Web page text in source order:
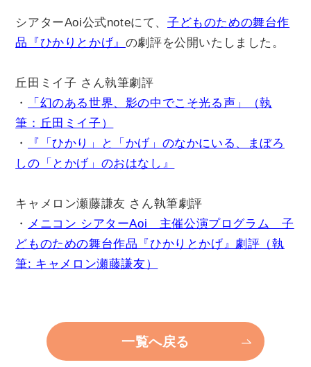
チケット
貸館情報
よくあるご質問
サポートが必要な方へ
サイトポリシー
個人情報保護方針
シアターAoi公式noteにて、子どものための舞台作
品『ひかりとかげ』 の劇評を公開いたしました。
丘田ミイ子 さん執筆劇評
・
「幻のある世界、影の中でこそ光る声」（執
筆：丘田ミイ子）
・
『「ひかり」と「かげ」のなかにいる、まぼろ
しの「とかげ」のおはなし』
キャメロン瀬藤謙友 さん執筆劇評
・ メニコン シアターAoi 主催公演プログラム 子
どものための舞台作品『ひかりとかげ』劇評（執
筆: キャメロン瀬藤謙友）
一覧へ戻る